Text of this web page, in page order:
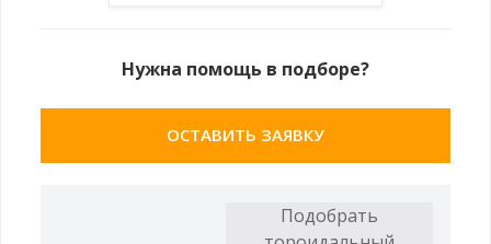
Нужна помощь в подборе?
ОСТАВИТЬ ЗАЯВКУ